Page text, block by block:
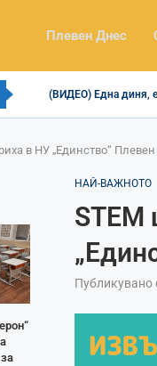
Плевен Днес
(ВИДЕО) Една диня,
в НУ „Единство“ Плевен
НАЙ-ВАЖНОТО
STEM
Публикувано